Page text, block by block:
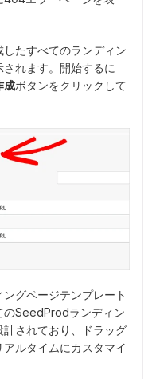
たすべてのランディン
れます。開始するに
成ボタンをクリックして
グページテンプレート
のSeedProdランディン
されており、ドラッグ
ルタイムにカスタマイ